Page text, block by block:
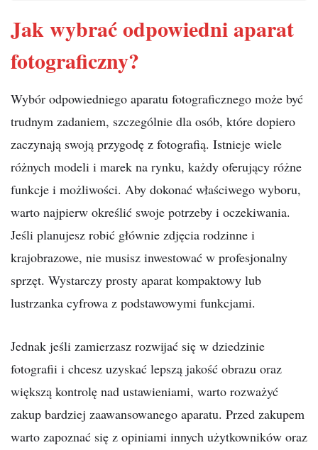
Jak wybrać odpowiedni aparat
fotograficzny?
Wybór odpowiedniego aparatu fotograficznego może być
trudnym zadaniem, szczególnie dla osób, które dopiero
zaczynają swoją przygodę z fotografią. Istnieje wiele
różnych modeli i marek na rynku, każdy oferujący różne
funkcje i możliwości. Aby dokonać właściwego wyboru,
warto najpierw określić swoje potrzeby i oczekiwania.
Jeśli planujesz robić głównie zdjęcia rodzinne i
krajobrazowe, nie musisz inwestować w profesjonalny
sprzęt. Wystarczy prosty aparat kompaktowy lub
lustrzanka cyfrowa z podstawowymi funkcjami.
Jednak jeśli zamierzasz rozwijać się w dziedzinie
fotografii i chcesz uzyskać lepszą jakość obrazu oraz
większą kontrolę nad ustawieniami, warto rozważyć
zakup bardziej zaawansowanego aparatu. Przed zakupem
warto zapoznać się z opiniami innych użytkowników oraz